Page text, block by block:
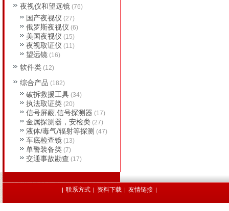
夜视仪和望远镜 (76)
国产夜视仪 (27)
俄罗斯夜视仪 (6)
美国夜视仪 (15)
夜视取证仪 (11)
望远镜 (16)
软件类 (12)
综合产品 (182)
破拆救援工具 (34)
执法取证类 (20)
信号屏蔽,信号探测器 (17)
金属探测器，安检类 (27)
液体/毒气/辐射等探测 (47)
车底检查镜 (13)
单警装备类 (7)
交通事故勘查 (17)
| 联系方式 | 资料下载 | 友情链接 |